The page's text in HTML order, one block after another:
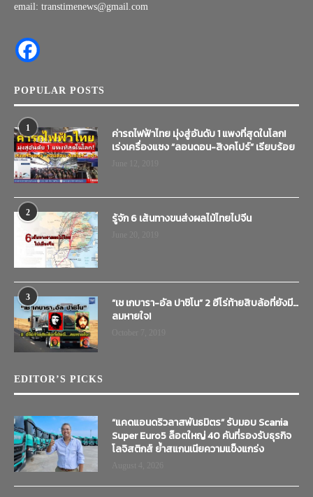
email: transtimenews@gmail.com
POPULAR POSTS
1
ค่ารถไฟฟ้าไทย มุ่งสู่อันดับ 1 แพงที่สุดในโลก!
เร่งเครื่องแซง “ลอนดอน-สิงคโปร์” เรียบร้อย
2 รู้จัก 6 เส้นทางขนส่งผลไม้ไทยไปจีน
3
“เช เกบารา-อัล ปาชิโน” 2 ฮีโร่ท้ายสิบล้อที่ยังมี…
ลมหายใจ!
EDITOR’S PICKS
“แคดแอนดริวลาสพันธมิตร” รับมอบ Scania
Super Euro5 ล็อตใหญ่ 40 คันที่รองรับธุรกิจ
โลจิสติกส์ ย้ำสแกนเนียความแข็งแกร่ง